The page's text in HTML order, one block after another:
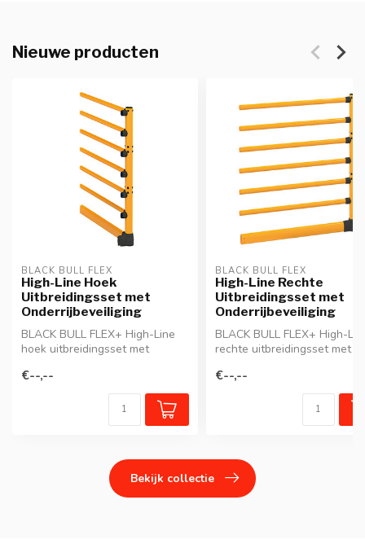
Nieuwe producten
BLACK BULL FLEX
High-Line Hoek
Uitbreidingsset met
Onderrijbeveiliging
BLACK BULL FLEX+ High-Line
hoek uitbreidingsset met
€--,--
BLACK BULL FLEX
High-Line Rechte
Uitbreidingsset met
Onderrijbeveiliging
BLACK BULL FLEX+ High-
rechte uitbreidingsset met
€--,--
Bekijk collectie